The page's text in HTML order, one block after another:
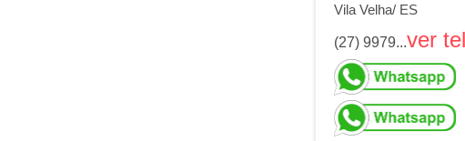
Vila Velha/ ES
(27) 9979...ver